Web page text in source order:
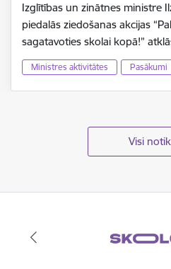
Izglītības un zinātnes ministre
piedalās ziedošanas akcijas
sagatavoties skolai kopā!”
Ministres aktivitātes Pasākumi
Visi